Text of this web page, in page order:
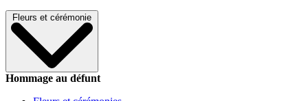
Fleurs et cérémonie
Hommage au défunt